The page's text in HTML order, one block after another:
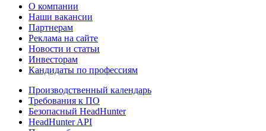
О компании
Наши вакансии
Партнерам
Реклама на сайте
Новости и статьи
Инвесторам
Кандидаты по профессиям
Производственный календарь
Требования к ПО
Безопасный HeadHunter
HeadHunter API